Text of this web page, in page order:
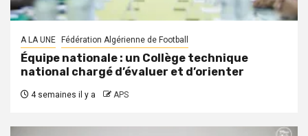
A LA UNE Fédération Algérienne de Football
Équipe nationale : un Collège technique
national chargé d’évaluer et d’orienter
4 semaines il y a APS